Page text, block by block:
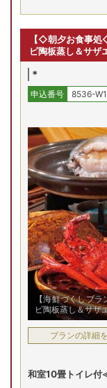
【◇朝夕お食事
ビ陶板蒸し＆サ
*
申込番号 8536-
【海鮮づくしプ
ビ陶板蒸し＆サザ
楽しみください！
プランの詳細
和室10畳トイレ